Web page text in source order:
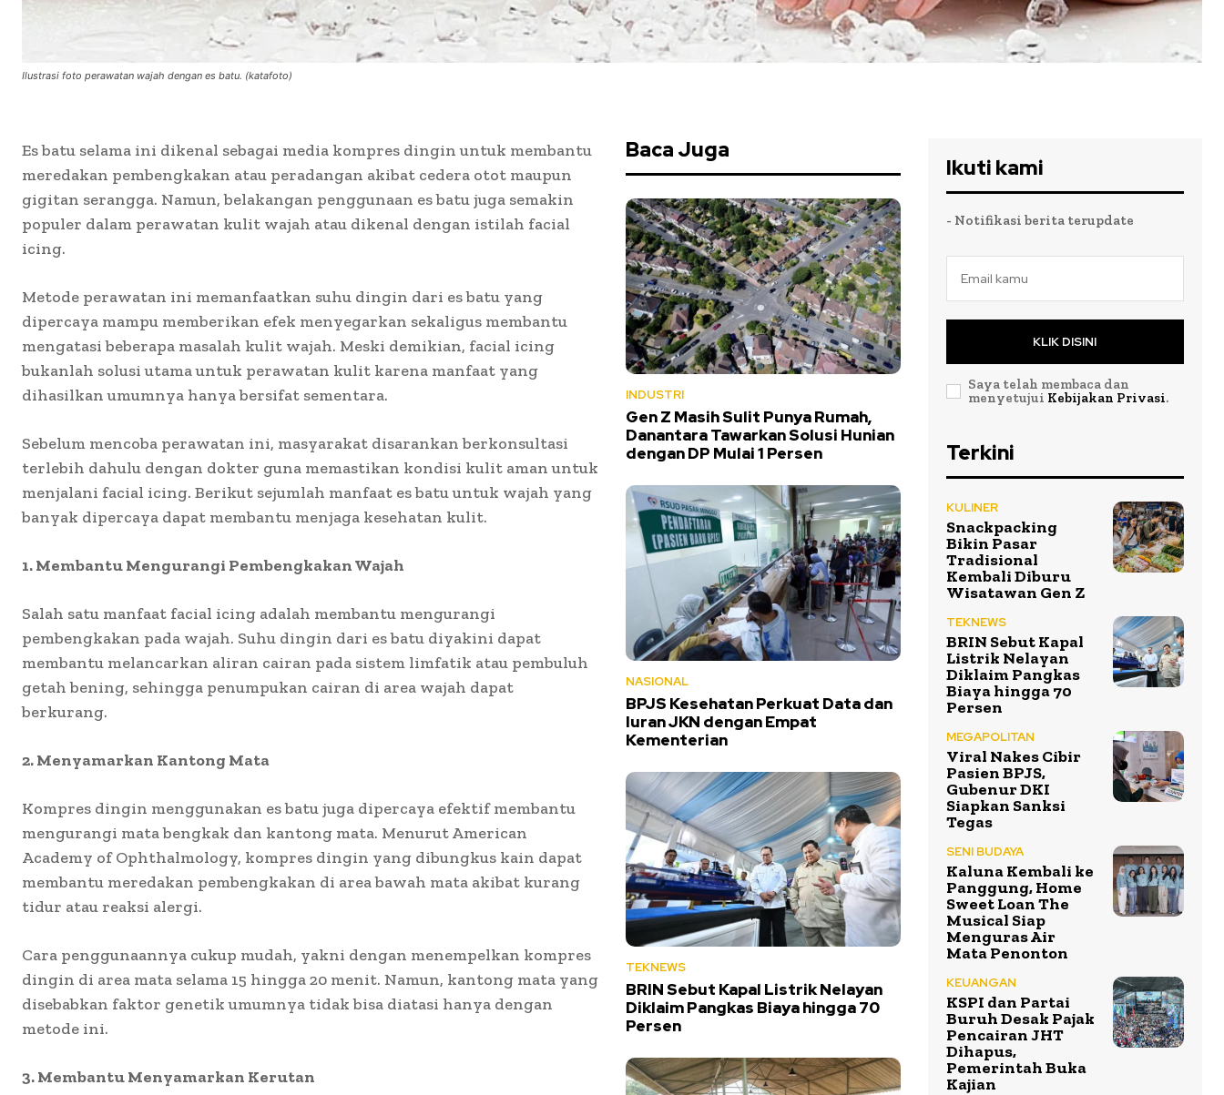
Ilustrasi foto perawatan wajah dengan es batu. (katafoto)
Es batu selama ini dikenal sebagai media kompres dingin untuk membantu
meredakan pembengkakan atau peradangan akibat cedera otot maupun
gigitan serangga. Namun, belakangan penggunaan es batu juga semakin
populer dalam perawatan kulit wajah atau dikenal dengan istilah facial
icing.
Metode perawatan ini memanfaatkan suhu dingin dari es batu yang
dipercaya mampu memberikan efek menyegarkan sekaligus membantu
mengatasi beberapa masalah kulit wajah. Meski demikian, facial icing
bukanlah solusi utama untuk perawatan kulit karena manfaat yang
dihasilkan umumnya hanya bersifat sementara.
Sebelum mencoba perawatan ini, masyarakat disarankan berkonsultasi
terlebih dahulu dengan dokter guna memastikan kondisi kulit aman untuk
menjalani facial icing. Berikut sejumlah manfaat es batu untuk wajah yang
banyak dipercaya dapat membantu menjaga kesehatan kulit.
1. Membantu Mengurangi Pembengkakan Wajah
Salah satu manfaat facial icing adalah membantu mengurangi
pembengkakan pada wajah. Suhu dingin dari es batu diyakini dapat
membantu melancarkan aliran cairan pada sistem limfatik atau pembuluh
getah bening, sehingga penumpukan cairan di area wajah dapat
berkurang.
2. Menyamarkan Kantong Mata
Kompres dingin menggunakan es batu juga dipercaya efektif membantu
mengurangi mata bengkak dan kantong mata. Menurut American
Academy of Ophthalmology, kompres dingin yang dibungkus kain dapat
membantu meredakan pembengkakan di area bawah mata akibat kurang
tidur atau reaksi alergi.
Cara penggunaannya cukup mudah, yakni dengan menempelkan kompres
dingin di area mata selama 15 hingga 20 menit. Namun, kantong mata yang
disebabkan faktor genetik umumnya tidak bisa diatasi hanya dengan
metode ini.
3. Membantu Menyamarkan Kerutan
Baca Juga
INDUSTRI
Gen Z Masih Sulit Punya Rumah,
Danantara Tawarkan Solusi Hunian
dengan DP Mulai 1 Persen
NASIONAL
BPJS Kesehatan Perkuat Data dan
Iuran JKN dengan Empat
Kementerian
TEKNEWS
BRIN Sebut Kapal Listrik Nelayan
Diklaim Pangkas Biaya hingga 70
Persen
Ikuti kami
- Notifikasi berita terupdate
KLIK DISINI
Saya telah membaca dan
menyetujui Kebijakan Privasi.
Terkini
KULINER
Snackpacking
Bikin Pasar
Tradisional
Kembali Diburu
Wisatawan Gen Z
TEKNEWS
BRIN Sebut Kapal
Listrik Nelayan
Diklaim Pangkas
Biaya hingga 70
Persen
MEGAPOLITAN
Viral Nakes Cibir
Pasien BPJS,
Gubenur DKI
Siapkan Sanksi
Tegas
SENI BUDAYA
Kaluna Kembali ke
Panggung, Home
Sweet Loan The
Musical Siap
Menguras Air
Mata Penonton
KEUANGAN
KSPI dan Partai
Buruh Desak Pajak
Pencairan JHT
Dihapus,
Pemerintah Buka
Kajian